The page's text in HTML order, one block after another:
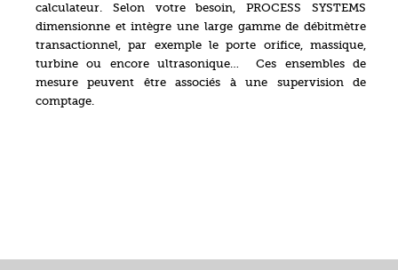
calculateur. Selon votre besoin, PROCESS SYSTEMS
dimensionne et intègre une large gamme de débitmètre
transactionnel, par exemple le porte orifice, massique,
turbine ou encore ultrasonique…
Ces ensembles de
mesure peuvent être associés à une supervision de
comptage.